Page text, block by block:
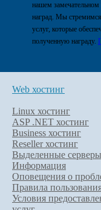
нашем
наград. Мы
услуг, которые
полученную награду.
Web хостинг
Linux хостинг
ASP .NET хостинг
Business хостинг
Reseller хостинг
Выделенные серверы
Информация
Оповещения о
Правила
Условия